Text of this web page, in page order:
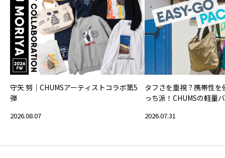
守矢 努｜CHUMSアーティストコラボ第5
弾
2026.08.07
タフさを重視？携帯性
っち派！CHUMSの軽量
2026.07.31